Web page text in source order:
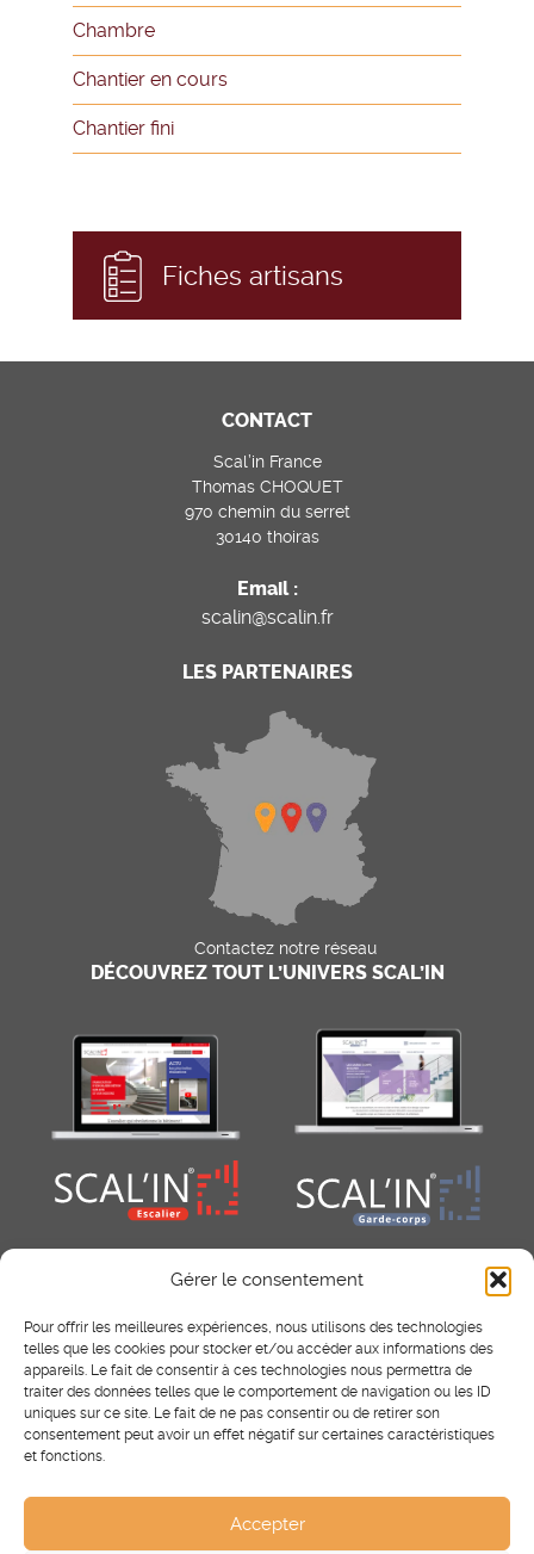
Gérer le consentement
Pour offrir les meilleures expériences, nous utilisons des technologies
telles que les cookies pour stocker et/ou accéder aux informations des
appareils. Le fait de consentir à ces technologies nous permettra de
traiter des données telles que le comportement de navigation ou les ID
uniques sur ce site. Le fait de ne pas consentir ou de retirer son
consentement peut avoir un effet négatif sur certaines caractéristiques
et fonctions.
Accepter
Chambre
Chantier en cours
Chantier fini
Fiches artisans
CONTACT
Scal’in France
Thomas CHOQUET
970 chemin du serret
30140 thoiras
Email :
scalin@scalin.fr
LES PARTENAIRES
Contactez notre réseau
DÉCOUVREZ TOUT L’UNIVERS SCAL’IN
Facebook
Instagram
Pinterest